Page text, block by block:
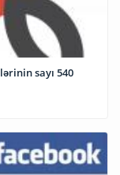
sayı 540